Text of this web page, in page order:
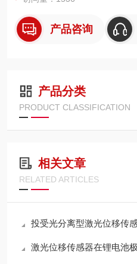
产品咨询
产品分类
PRODUCT CLASSIFICATION
相关文章
RELATED ARTICLES
投受光分离型激光位移传感器：泓川
激光位移传感器在锂电池